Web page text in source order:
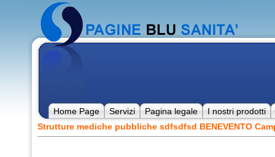
Home Page Servizi Pagina legale
I nostri prodotti
Strutture mediche pubbliche sdfsdfsd BENEVENTO